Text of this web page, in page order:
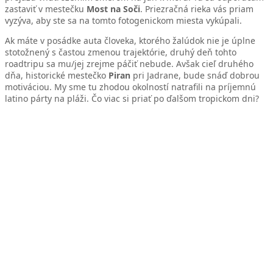
zastaviť v mestečku Most na Soči. Priezračná rieka vás priam
vyzýva, aby ste sa na tomto fotogenickom miesta vykúpali.
Ak máte v posádke auta človeka, ktorého žalúdok nie je úplne
stotožnený s častou zmenou trajektórie, druhý deň tohto
roadtripu sa mu/jej zrejme páčiť nebude. Avšak cieľ druhého
dňa, historické mestečko Piran pri Jadrane, bude snáď dobrou
motiváciou. My sme tu zhodou okolností natrafili na príjemnú
latino párty na pláži. Čo viac si priať po ďalšom tropickom dni?